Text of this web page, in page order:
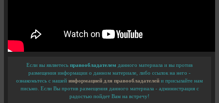
Если вы являетесь правообладателем данного материала и вы против
размещения информации о данном материале, либо ссылок на него -
ознакомьтесь с нашей информацией для правообладателей и присылайте нам
письмо. Если Вы против размещения данного материала - администрация с
радостью пойдет Вам на встречу!